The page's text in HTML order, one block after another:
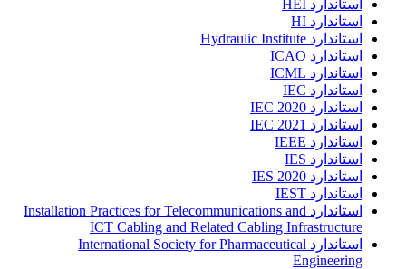
استاندارد HEI
استاندارد HI
استاندارد Hydraulic Institute
استاندارد ICAO
استاندارد ICML
استاندارد IEC
استاندارد IEC 2020
استاندارد IEC 2021
استاندارد IEEE
استاندارد IES
استاندارد IES 2020
استاندارد IEST
استاندارد Installation Practices for Telecommunications and
ICT Cabling and Related Cabling Infrastructure
استاندارد International Society for Pharmaceutical
Engineering